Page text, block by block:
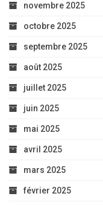
novembre 2025
octobre 2025
septembre 2025
août 2025
juillet 2025
juin 2025
mai 2025
avril 2025
mars 2025
février 2025